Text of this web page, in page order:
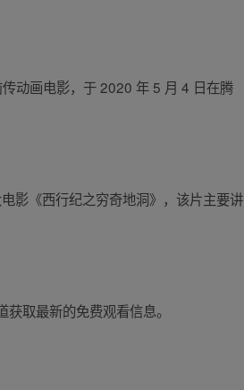
动画电影，于 2020 年 5 月 4 日在腾
影《西行纪之穷奇地洞》，该片主要讲
取最新的免费观看信息。